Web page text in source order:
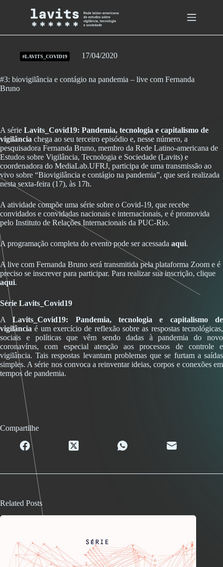
#LAVITS_COVID19 17/04/2020
#3: biovigilância e contágio na pandemia – live com Fernanda
Bruno
A série Lavits_Covid19: Pandemia, tecnologia e capitalismo de
vigilância chega ao seu terceiro episódio e, nesse número, a
pesquisadora Fernanda Bruno, membro da Rede Latino-americana de
Estudos sobre Vigilância, Tecnologia e Sociedade (Lavits) e
coordenadora do MediaLab.UFRJ, participa de uma transmissão ao
vivo sobre “Biovigilância e contágio na pandemia”, que será realizada
nesta sexta-feira (17), às 17h.
A atividade compõe uma série sobre o Covid-19, que recebe
convidados e convidadas nacionais e internacionais, e é promovida
pelo Instituto de Relações Internacionais da PUC-Rio.
A programação completa do evento pode ser acessada aqui.
A live com Fernanda Bruno será transmitida pela plataforma Zoom e é
preciso se inscrever para participar. Para realizar sua inscrição, clique
aqui.
Série Lavits_Covid19
ALavits_Covid19: Pandemia, tecnologia e capitalismo de
vigilância é um exercício de reflexão sobre as respostas tecnológicas,
sociais e políticas que vêm sendo dadas à pandemia do novo
coronavírus, com especial atenção aos processos de controle e
vigilância. Tais respostas levantam problemas que se furtam a saídas
simples. A série nos convoca a reinventar ideias, corpos e conexões em
tempos de pandemia.
Compartilhe
Related Posts